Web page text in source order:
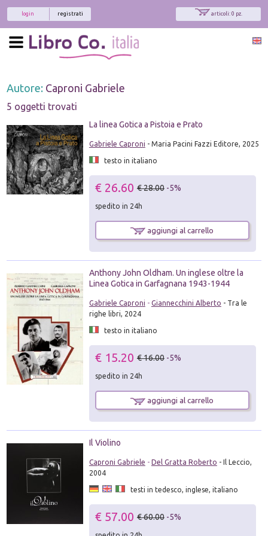
articoli: 0 pz.
registrati
login
Autore: Caproni Gabriele
5 oggetti trovati
La linea Gotica a Pistoia e Prato
Gabriele Caproni - Maria Pacini Fazzi Editore, 2025
testo in italiano
€ 26.60 € 28.00 -5%
spedito in 24h
aggiungi al carrello
Anthony John Oldham. Un inglese oltre la
Linea Gotica in Garfagnana 1943-1944
Gabriele Caproni - Giannecchini Alberto - Tra le
righe libri, 2024
testo in italiano
€ 15.20 € 16.00 -5%
spedito in 24h
aggiungi al carrello
Il Violino
Caproni Gabriele - Del Gratta Roberto - Il Leccio,
2004
testi in tedesco, inglese, italiano
€ 57.00 € 60.00 -5%